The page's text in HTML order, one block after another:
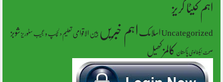
اہم کیٹا گریز
Uncategorizedاسلامکاہم خبریںبین الاقوامیتعلیمدلچسپ و عجیبسٹوریزشوبز
صحتٹیکنالوجیپاکستانکالمزکھیل